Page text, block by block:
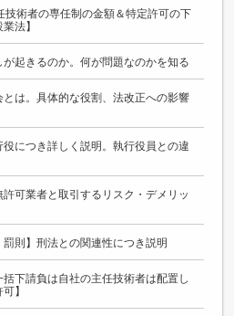
技術者の専任制の金額＆特定許可の下
法】
起きるのか。何が問題なのかを知る
は。具体的な役割、法改正への影響
につき詳しく説明。執行役員との違
可業者と取引するリスク・デメリッ
罰則】刑法との関連性につき説明
下請負は自社の主任技術者は配置し
】